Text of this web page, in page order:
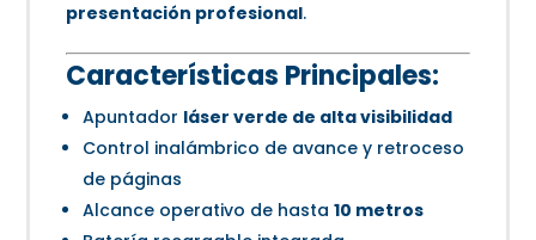
presentación profesional.
Características Principales:
Apuntador láser verde de alta visibilidad
Control inalámbrico de avance y retroceso
de páginas
Alcance operativo de hasta10 metros